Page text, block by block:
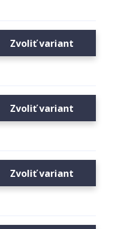
Zvoliť variant
Zvoliť variant
Zvoliť variant